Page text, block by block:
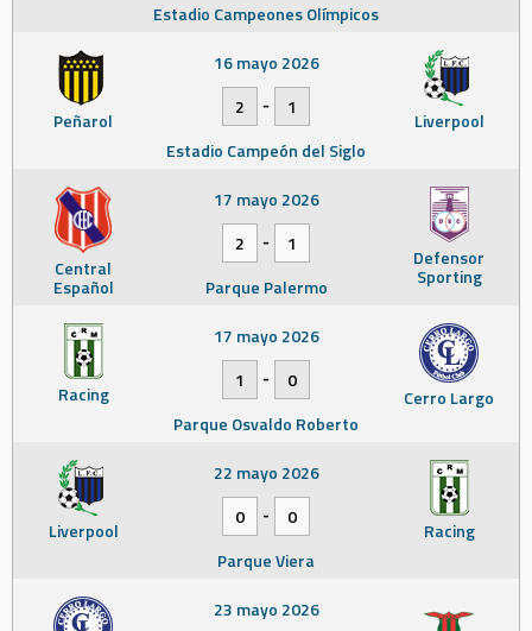
Estadio Campeones Olímpicos
Peñarol Liverpool
16 mayo 2026
2
-
1
Estadio Campeón del Siglo
Central
Español
Defensor
Sporting
17 mayo 2026
2
-
1
Parque Palermo
Racing Cerro Largo
17 mayo 2026
1
-
0
Parque Osvaldo Roberto
Liverpool Racing
22 mayo 2026
0
-
0
Parque Viera
23 mayo 2026